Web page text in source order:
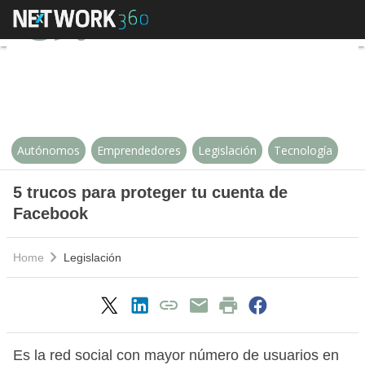
5 trucos para proteger tu cuenta
Autónomos Emprendedores Legislación Tecnología
5 trucos para proteger tu cuenta de
Facebook
Home Legislación
Es la red social con mayor número de usuarios en